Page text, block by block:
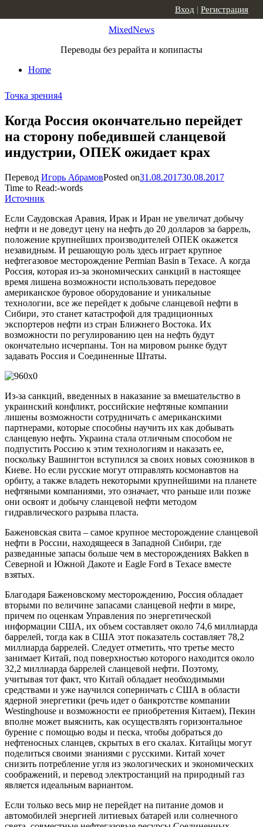
MixedNews
Переводы без рерайта и копипасты
Home
Вход | Регистрация
Точка зрения4
Когда Россия окончательно перейдет
на сторону победившей сланцевой
индустрии, ОПЕК ожидает крах
Перевод Игорь АбрамовPosted on31.08.201730.08.2017
Time to Read:-words
Источник
Если Саудовская Аравия, Ирак и Иран не увеличат добычу
нефти и не доведут цену на нефть до 20 долларов за баррель,
положение крупнейших производителей ОПЕК окажется
незавидным. И решающую роль здесь играет крупное
нефтегазовое месторождение Permian Basin в Техасе. А когда
Россия, которая из-за экономических санкций в настоящее
время лишена возможности использовать передовое
американское буровое оборудование и уникальные
технологии, все же перейдет к добыче сланцевой нефти в
Сибири, это станет катастрофой для традиционных
экспортеров нефти из стран Ближнего Востока. Их
возможности по регулированию цен на нефть будут
окончательно исчерпаны. Тон на мировом рынке будут
задавать Россия и Соединенные Штаты.
Из-за санкций, введенных в наказание за вмешательство в
украинский конфликт, российские нефтяные компании
лишены возможности сотрудничать с американскими
партнерами, которые способны научить их как добывать
сланцевую нефть. Украина стала отличным способом не
подпустить Россию к этим технологиям и наказать ее,
поскольку Вашингтон вступился за своих новых союзников в
Киеве. Но если русские могут отправлять космонавтов на
орбиту, а также владеть некоторыми крупнейшими на планете
нефтяными компаниями, это означает, что раньше или позже
они освоят и добычу сланцевой нефти методом
гидравлического разрыва пласта.
Баженовская свита – самое крупное месторождение сланцевой
нефти в России, находящееся в Западной Сибири, где
разведанные запасы больше чем в месторождениях Bakken в
Северной и Южной Дакоте и Eagle Ford в Техасе вместе
взятых.
Благодаря Баженовскому месторождению, Россия обладает
вторыми по величине запасами сланцевой нефти в мире,
причем по оценкам Управления по энергетической
информации США, их объем составляет около 74,6 миллиарда
баррелей, тогда как в США этот показатель составляет 78,2
миллиарда баррелей. Следует отметить, что третье место
занимает Китай, под поверхностью которого находится около
32,2 миллиарда баррелей сланцевой нефти. Поэтому,
учитывая тот факт, что Китай обладает необходимыми
средствами и уже научился соперничать с США в области
ядерной энергетики (речь идет о банкротстве компании
Westinghouse и возможности ее приобретения Китаем), Пекин
вполне может выяснить, как осуществлять горизонтальное
бурение с помощью воды и песка, чтобы добраться до
нефтеносных сланцев, скрытых в его скалах. Китайцы могут
поделиться своими знаниями с русскими. Китай хочет
снизить потребление угля из экологических и экономических
соображений, и перевод электростанций на природный газ
является идеальным вариантом.
Если только весь мир не перейдет на питание домов и
автомобилей энергией литиевых батарей или солнечного